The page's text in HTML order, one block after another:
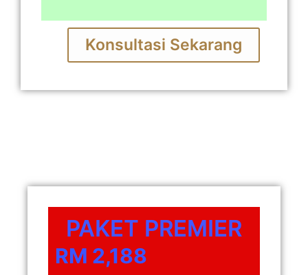
Konsultasi Sekarang
PAKET PREMIER
RM 2,188